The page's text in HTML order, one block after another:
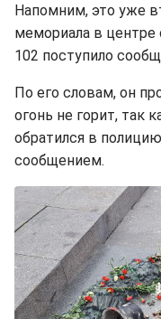
Напомним, это уже
мемориала в центре
102 поступило
По его словам, он
огонь не горит, так
обратился в
сообщением.